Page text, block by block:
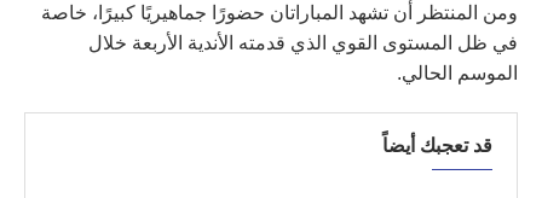
ومن المنتظر أن تشهد المباراتان حضورًا جماهيريًا كبيرًا، خاصة
في ظل المستوى القوي الذي قدمته الأندية الأربعة خلال
الموسم الحالي.
قد تعجبك أيضاً